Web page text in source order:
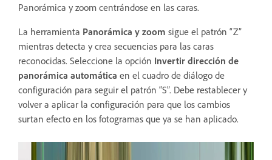
Panorámica y zoom centrándose en las caras.
La herramienta Panorámica y zoom sigue el patrón “Z”
mientras detecta y crea secuencias para las caras
reconocidas. Seleccione la opción Invertir dirección de
panorámica automática en el cuadro de diálogo de
configuración para seguir el patrón “S”. Debe restablecer y
volver a aplicar la configuración para que los cambios
surtan efecto en los fotogramas que ya se han aplicado.